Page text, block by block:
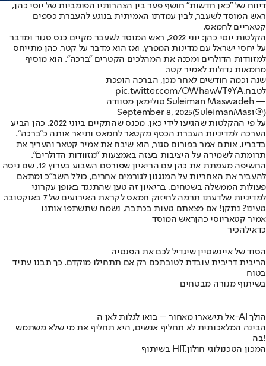
דיווח של "כאן חדשות" חושף פער בין הצהרותיו הפומביות של יוסי כהן,
ראש המוסד לשעבר, לבין עמדתו האמיתית בנוגע להעברת כספים
קטאריים לחמאס.
הקלטות יוסי כהן: יוני 2022, ראש המוסד לשעבר מקיים כנס סגור ומדבר
על יחסי ישראל עם מדינות המפרץ, ואז הוא מדבר על קטר. כהן מתייחס
למזוודות הדולרים ומכנה את המהלכים הקטרים ״ברכה״. הוא מוסיף
מחמאות גדולות לאמיר קטר.
שנה וכמה חודשים לאחר מכן, הברכה הופכת
לטבח.pic.twitter.com/OWhawVT9YA
— Suleiman Maswadeh סולימאן מסוודה
(@SuleimanMas1)
September 8, 2025
על פי ההקלטות שהגיעו לידי כאן, מכנס שהתקיים ביוני 2022, כהן הביע
הערכה למדיניות העברת הכסף מקטאר לחמאס ותיאר אותה כ"ברכה".
בדבריו, אותם אמר בפורום סגור, הוא שיבח את אמיר קטאר והעריך את
תרומתה לשמירה על היציבות בעזה באמצעות "מזוודות הדולרים".
החשיפה מעמתת את כהן עם הריאיון שפורסם השבוע בערוץ 12, שם ניסה
להעביר את האחריות על המנגנון לגורמים אחרים, כולל השב"כ ומתאם
פעולות הממשלה בשטחים. בריאיון זה טען שהתנגד באופן עקרוני
למדיניות שלדעתו תרמה לחיזוק חמאס לקראת האירועים של 7 באוקטובר.
טעינו? נתקן! אם מצאתם טעות בכתבה, נשמח שתשתפו אותנו
אמיר קטאריוסי כהןראש המוסד
כדאילהכיר
הסוד של איינשטיין שיגדיל לכם את הפנסיה
הריבית דריבית עובדת לטובתכם רק אם תתחילו מוקדם. כך תבנו עתיד
בטוח
בשיתוף מנורה מבטחים
אל תישארו מאחור – בואו לגלות לאן ה-AI הולך
הבינה המלאכותית לא תחליף אנשים, היא תחליף את מי שלא משתמש
בה!
בשיתוף HIT,המכון הטכנולוגי חולון